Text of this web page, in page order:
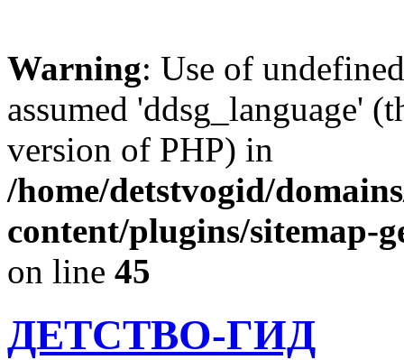
Warning: Use of
assumed 'ddsg_language'
version of PHP) in
/home/detstvogid/
content/plugins/sitemap-
on line 45
ДЕТСТВО-ГИД